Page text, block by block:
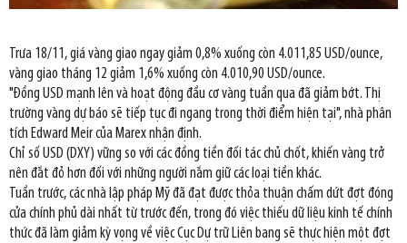
Trưa 18/11, giá vàng giao ngay giảm 0,8% xuống còn 4.011,85 USD/ounce,
vàng giao tháng 12 giảm 1,6% xuống còn 4.010,90 USD/ounce.
"Đồng USD mạnh lên và hoạt động đầu cơ vàng tuần qua đã giảm bớt. Thị
trường vàng dự báo sẽ tiếp tục đi ngang trong thời điểm hiện tại", nhà phân
tích Edward Meir của Marex nhận định.
Chỉ số USD (DXY) vững so với các đồng tiền đối tác chủ chốt, khiến vàng trở
nên đắt đỏ hơn đối với những người nắm giữ các loại tiền khác.
Tuần trước, các nhà lập pháp Mỹ đã đạt được thỏa thuận chấm dứt đợt đóng
cửa chính phủ dài nhất từ trước đến, trong đó việc thiếu dữ liệu kinh tế chính
thức đã làm giảm kỳ vọng về việc Cục Dự trữ Liên bang sẽ thực hiện một đợt